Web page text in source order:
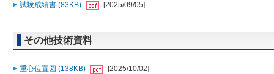
試験成績書 (83KB) [2025/09/05]
その他技術資料
重心位置図 (138KB) [2025/10/02]